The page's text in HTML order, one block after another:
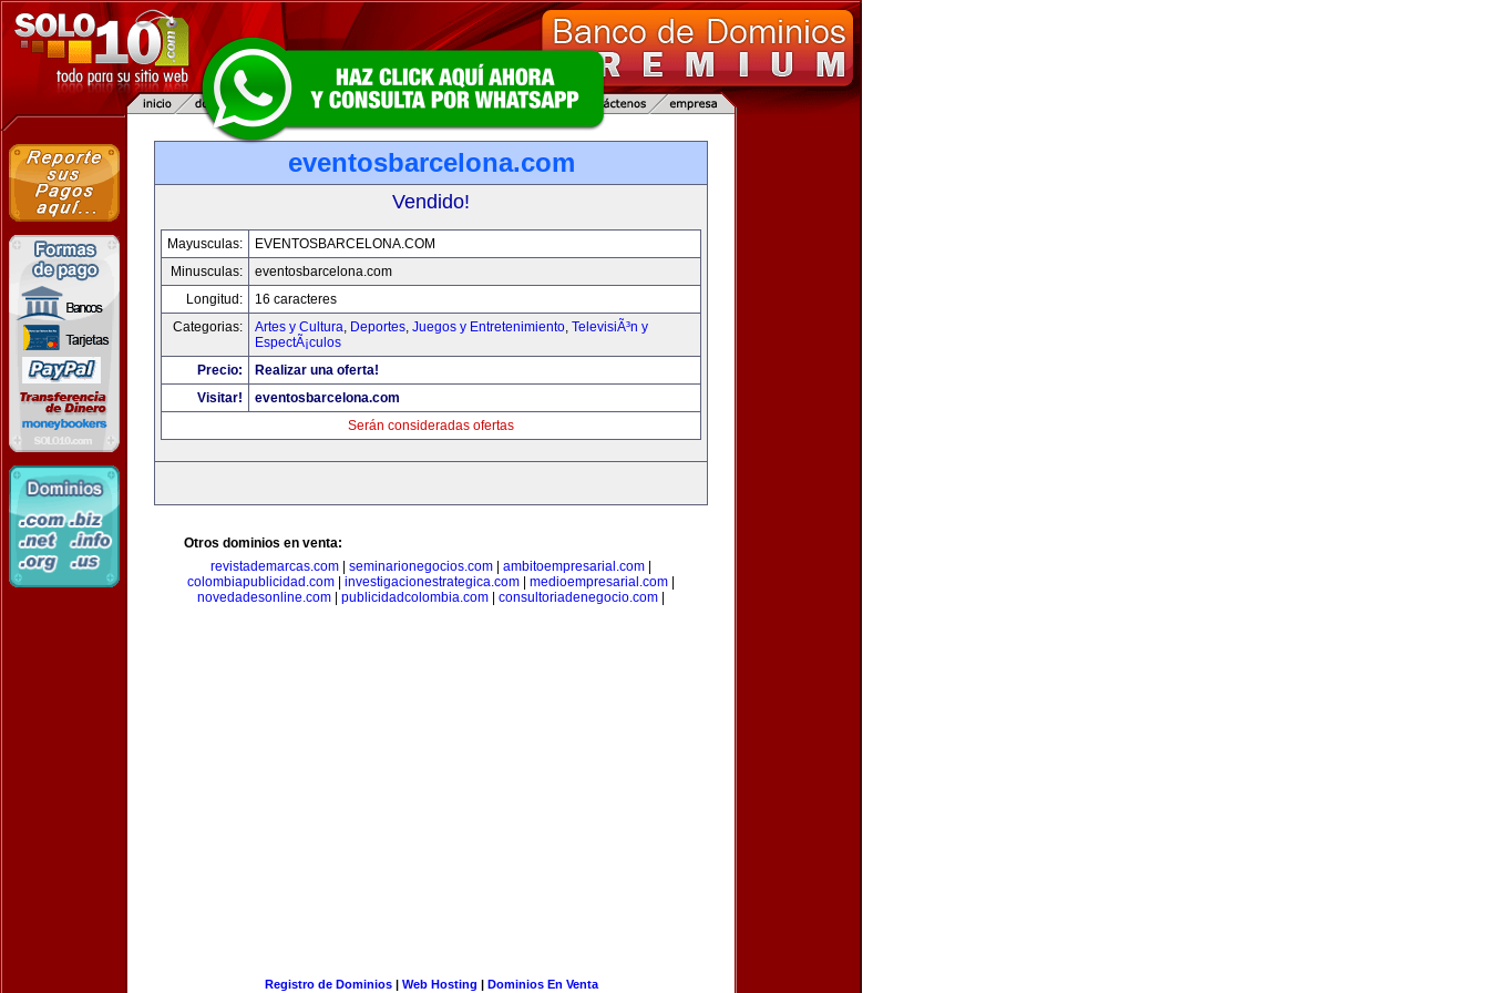
eventosbarcelona.com
Vendido!
Mayusculas:
EVENTOSBARCELONA.COM
Minusculas:
eventosbarcelona.com
Longitud:
16 caracteres
Categorias:
Artes y Cultura, Deportes, Juegos y Entretenimiento, TelevisiÃ³n y
EspectÃ¡culos
Precio:
Realizar una oferta!
Visitar!
eventosbarcelona.com
Serán consideradas ofertas
Otros dominios en venta:
revistademarcas.com
seminarionegocios.com ambitoempresarial.com
colombiapublicidad.com
investigacionestrategica.com medioempresarial.com
novedadesonline.com
publicidadcolombia.com consultoriadenegocio.com
Registro de Dominios| Web Hosting | Dominios En Venta